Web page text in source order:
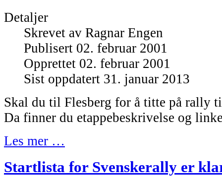
Detaljer
Skrevet av Ragnar Engen
Publisert 02. februar 2001
Opprettet 02. februar 2001
Sist oppdatert 31. januar 2013
Skal du til Flesberg for å titte på rally
Da finner du etappebeskrivelse og
Les mer …
Startlista for Svenskerally er